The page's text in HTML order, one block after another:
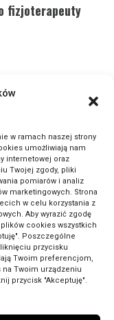
w ramach naszej strony
umożliwiają nam
internetowej oraz
Twojej zgody, pliki
pomiarów i analiz
marketingowych. Strona
w celu korzystania z
Aby wyrazić zgodę
cookies wszystkich
Poszczególne
przycisku
Twoim preferencjom,
na Twoim urządzeniu
przycisk "Akceptuję".
fizjoterapeuty